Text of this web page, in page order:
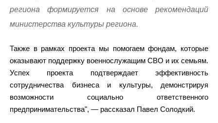
региона формируется на основе рекомендаций
министерства культуры региона.
Также в рамках проекта мы помогаем фондам, которые
оказывают поддержку военнослужащим СВО и их семьям.
Успех проекта подтверждает эффективность
сотрудничества бизнеса и культуры, демонстрируя
возможности социально ответственного
предпринимательства", — рассказал Павел Солодкий.